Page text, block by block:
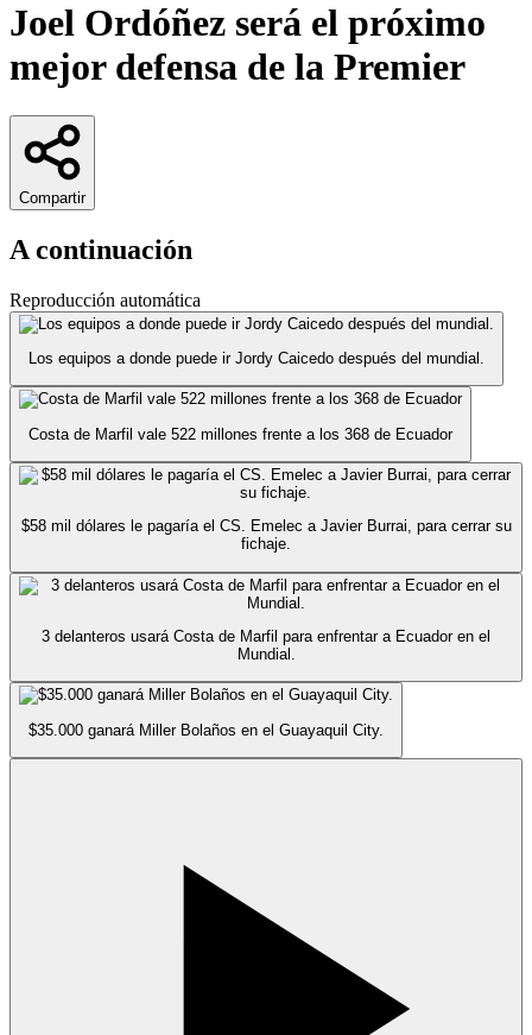
Joel Ordóñez será el próximo
mejor defensa de la Premier
Compartir
A continuación
Reproducción automática
Los equipos a donde puede ir Jordy Caicedo después del mundial.
Costa de Marfil vale 522 millones frente a los 368 de Ecuador
$58 mil dólares le pagaría el CS. Emelec a Javier Burrai, para cerrar su
fichaje.
3 delanteros usará Costa de Marfil para enfrentar a Ecuador en el
Mundial.
$35.000 ganará Miller Bolaños en el Guayaquil City.